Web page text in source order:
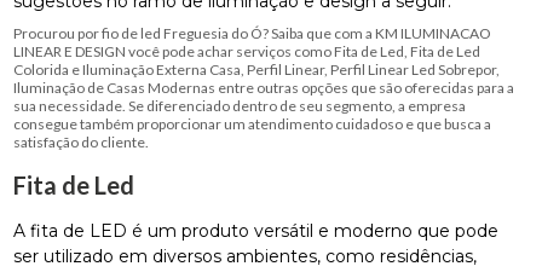
Procurou por fio de led Freguesia do Ó? Saiba que com a KM ILUMINACAO
LINEAR E DESIGN você pode achar serviços como Fita de Led, Fita de Led
Colorida e Iluminação Externa Casa, Perfil Linear, Perfil Linear Led Sobrepor,
Iluminação de Casas Modernas entre outras opções que são oferecidas para a
sua necessidade. Se diferenciado dentro de seu segmento, a empresa
consegue também proporcionar um atendimento cuidadoso e que busca a
satisfação do cliente.
Fita de Led
A fita de LED é um produto versátil e moderno que pode
ser utilizado em diversos ambientes, como residências,